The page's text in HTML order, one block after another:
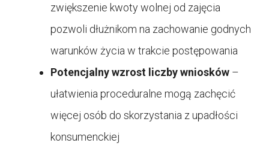
zwiększenie kwoty wolnej od zajęcia
pozwoli dłużnikom na zachowanie godnych
warunków życia w trakcie postępowania
Potencjalny wzrost liczby wniosków –
ułatwienia proceduralne mogą zachęcić
więcej osób do skorzystania z upadłości
konsumenckiej